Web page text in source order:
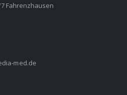
Fahrenzhausen
med.de